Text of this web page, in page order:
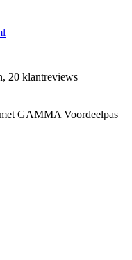
20 klantreviews
GAMMA Voordeelpas